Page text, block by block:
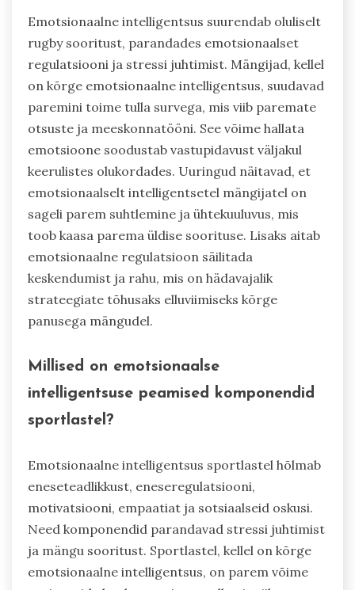
Emotsionaalne intelligentsus suurendab oluliselt
rugby sooritust, parandades emotsionaalset
regulatsiooni ja stressi juhtimist. Mängijad, kellel
on kõrge emotsionaalne intelligentsus, suudavad
paremini toime tulla survega, mis viib paremate
otsuste ja meeskonnatööni. See võime hallata
emotsioone soodustab vastupidavust väljakul
keerulistes olukordades. Uuringud näitavad, et
emotsionaalselt intelligentsetel mängijatel on
sageli parem suhtlemine ja ühtekuuluvus, mis
toob kaasa parema üldise soorituse. Lisaks aitab
emotsionaalne regulatsioon säilitada
keskendumist ja rahu, mis on hädavajalik
strateegiate tõhusaks elluviimiseks kõrge
panusega mängudel.
Millised on emotsionaalse
intelligentsuse peamised komponendid
sportlastel?
Emotsionaalne intelligentsus sportlastel hõlmab
eneseteadlikkust, eneseregulatsiooni,
motivatsiooni, empaatiat ja sotsiaalseid oskusi.
Need komponendid parandavad stressi juhtimist
ja mängu sooritust. Sportlastel, kellel on kõrge
emotsionaalne intelligentsus, on parem võime